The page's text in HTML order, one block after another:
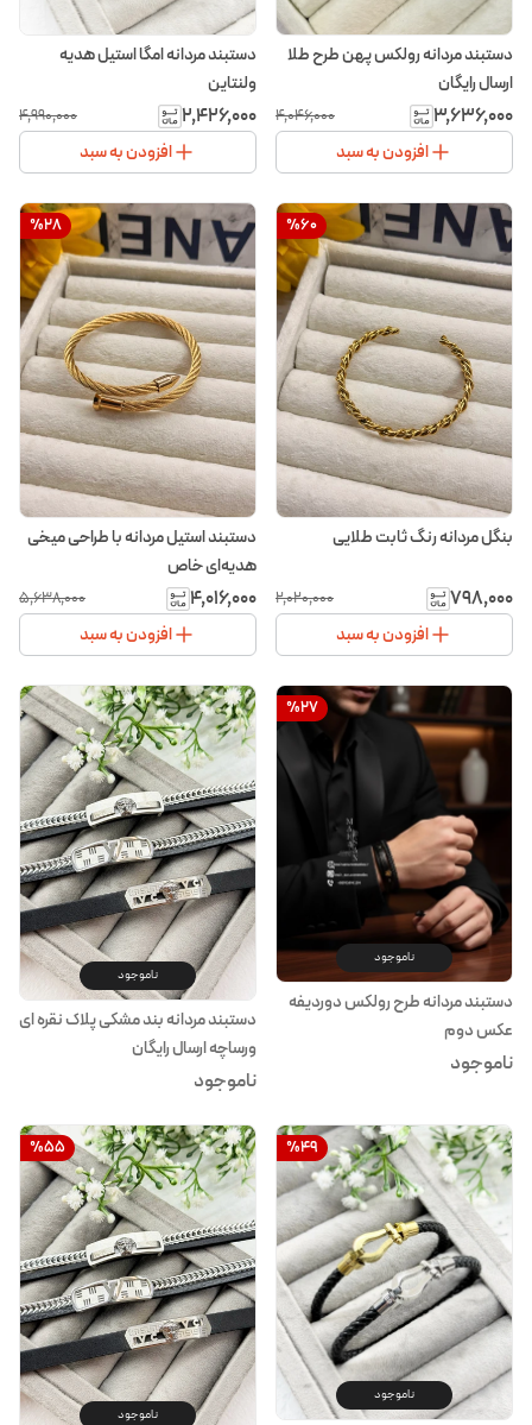
دستبند مردانه رولکس پهن طرح طلا
ارسال رایگان
۳٬۶۳۶٬۰۰۰ ۴٬۰۴۶٬۰۰۰
افزودن به سبد
دستبند مردانه امگا استیل هدیه
ولنتاین
۲٬۴۲۶٬۰۰۰ ۴٬۹۹۰٬۰۰۰
افزودن به سبد
%60
بنگل مردانه رنگ ثابت طلایی
۷۹۸٬۰۰۰ ۲٬۰۲۰٬۰۰۰
افزودن به سبد
%28
دستبند استیل مردانه با طراحی میخی
هدیه‌ای خاص
۴٬۰۱۶٬۰۰۰ ۵٬۶۳۸٬۰۰۰
افزودن به سبد
%27
ناموجود
دستبند مردانه طرح رولکس دوردیفه
عکس دوم
ناموجود
ناموجود
دستبند مردانه بند مشکی پلاک نقره ای
ورساچه ارسال رایگان
ناموجود
%49
ناموجود
%55
ناموجود